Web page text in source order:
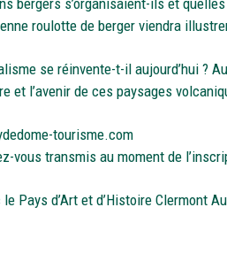
bergers s’organisaient-ils et
roulotte de berger viendra
se réinvente-t-il aujourd’hui ?
et l’avenir de ces paysages
tourisme.com
vous transmis au moment de
Pays d’Art et d’Histoire Clermont